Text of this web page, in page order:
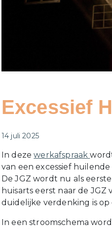
Excessief
Gepubliceerd op
14 juli 2025
In dezewerkafspraak
van een excessief
De JGZ wordt nu als
huisarts eerst naar de
duidelijke verdenking is
In een stroomschema